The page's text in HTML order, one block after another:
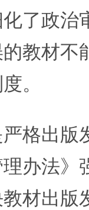
了政治
教材不
。
出版发
办法》
材出版